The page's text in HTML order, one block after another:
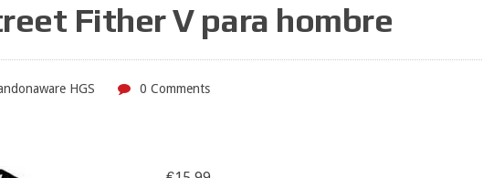
Fither V para hombre
HGS 0 Comments